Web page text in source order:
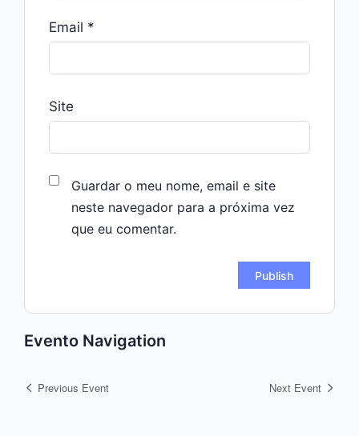
Email *
Site
Guardar o meu nome, email e site
neste navegador para a próxima vez
que eu comentar.
Evento Navigation
Previous Event Next Event